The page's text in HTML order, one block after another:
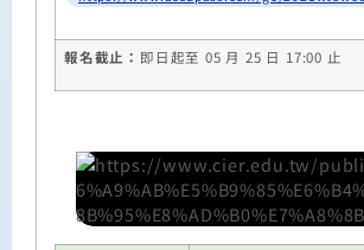
報名截止： 即日起至 05 月25 日 17:00 止